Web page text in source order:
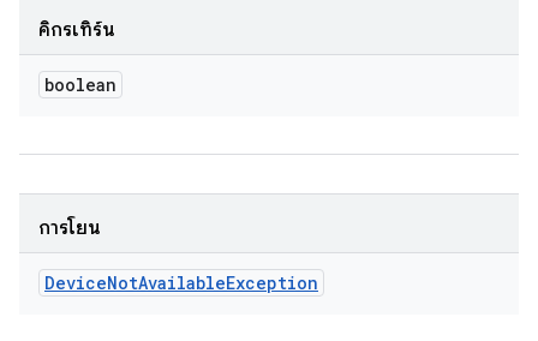
คิกรีเทิร์น
boolean
การโยน
DeviceNotAvailableException